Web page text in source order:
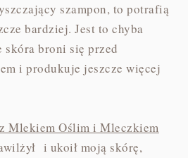
szampon, to potrafią
bardziej. Jest to chyba
skóra broni się przed
i produkuje jeszcze więcej
Mlekiem Oślim i Mleczkiem
i ukoił moją skórę,